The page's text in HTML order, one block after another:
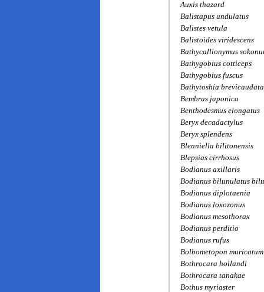
Auxis thazard
Balistapus undulatus
Balistes vetula
Balistoides viridescens
Bathycallionymus
Bathygobius cotticeps
Bathygobius fuscus
Bathytoshia brevicaudata
Bembras japonica
Benthodesmus elongatus
Beryx decadactylus
Beryx splendens
Blenniella bilitonensis
Blepsias cirrhosus
Bodianus axillaris
Bodianus bilunulatus
Bodianus diplotaenia
Bodianus loxozonus
Bodianus mesothorax
Bodianus perditio
Bodianus rufus
Bolbometopon muricatum
Bothrocara hollandi
Bothrocara tanakae
Bothus myriaster